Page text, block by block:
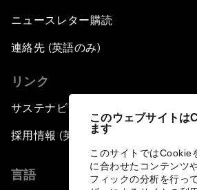
このウェブサイトは
ます
このサイトではCookie
に合わせたコンテンツ
フィックの分析を行っ
ニュースレター購読
連絡先 (英語のみ)
リンク
サステナビリティへの取り組み
採用情報 (英語のみ)
言語